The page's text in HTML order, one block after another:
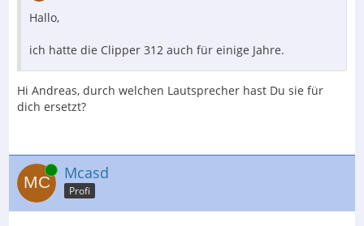
Hallo,
ich hatte die Clipper 312 auch für einige Jahre.
Hi Andreas, durch welchen Lautsprecher hast Du sie für
dich ersetzt?
Online Mcasd
Profi